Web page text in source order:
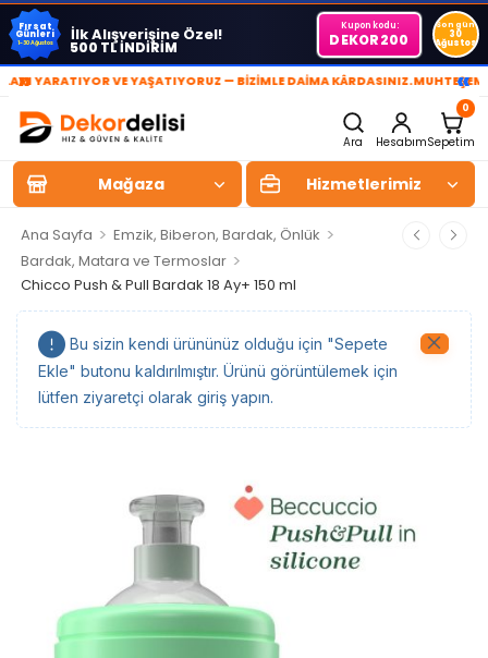
Fırsat
Günleri
1-30 Ağustos İlk Alışverişine Özel!
500 TL İNDİRİM
Kupon kodu:
DEKOR200
Son gün
30
Ağustos
»
YARATIYOR VE YAŞATIYORUZ — BİZİMLE DAİMA KÂRDASINIZ.MUHTEŞEM
«
Ara Hesabım
0
Sepetim
Mağaza Hizmetlerimiz
Ana Sayfa > Emzik, Biberon, Bardak, Önlük >
Bardak, Matara ve Termoslar >
Chicco Push & Pull Bardak 18 Ay+ 150 ml
Bu sizin kendi ürününüz olduğu için "Sepete
Ekle" butonu kaldırılmıştır. Ürünü görüntülemek için
lütfen ziyaretçi olarak giriş yapın.